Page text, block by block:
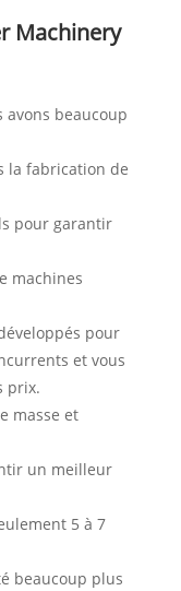
Machinery
avons beaucoup
la fabrication de
pour garantir
machines
pour
et vous
prix.
masse et
un meilleur
5 à 7
beaucoup plus